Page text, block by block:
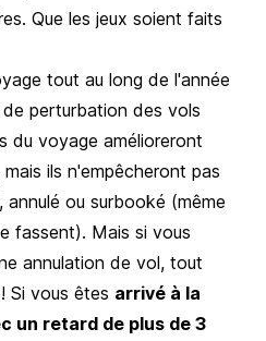
Que les jeux soient faits
tout au long de l'année
perturbation des vols
du voyage amélioreront
ils n'empêcheront pas
ou surbooké (même
fassent). Mais si vous
annulation de vol, tout
Si vous êtes arrivé à la
un retard de plus de 3